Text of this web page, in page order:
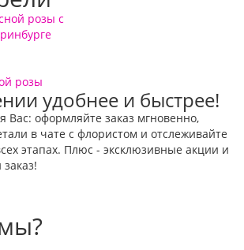
розы
удобнее и быстрее!
Вас: оформляйте заказ мгновенно,
в чате с флористом и отслеживайте
этапах. Плюс - эксклюзивные акции и